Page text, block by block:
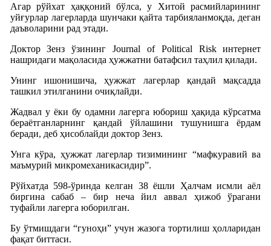
Агар рўйхат ҳаққоний бўлса, у Хитой расмийларининг
уйғурлар лагерларда шунчаки қайта тарбияланмоқда, деган
даъволарини рад этади.
Доктор Зенз ўзининг Journal of Political Risk интернет
нашридаги мақоласида ҳужжатни батафсил таҳлил қилади.
Унинг ишонишича, ҳужжат лагерлар қандай мақсадда
ташкил этилганини очиқлайди.
Жадвал у ёки бу одамни лагерга юбориш ҳақида кўрсатма
бераётганларнинг қандай ўйлашини тушунишга ёрдам
беради, деб ҳисоблайди доктор Зенз.
Унга кўра, ҳужжат лагерлар тизимининг “мафкуравий ва
маъмурий микромеханикасидир”.
Рўйхатда 598-ўринда келган 38 ёшли Ҳалчам исмли аёл
биргина сабаб – бир неча йил аввал ҳижоб ўрагани
туфайли лагерга юборилган.
Бу ўтмишдаги “гуноҳи” учун жазога тортилиш ҳолларидан
фақат биттаси.